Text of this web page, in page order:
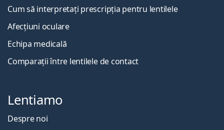
Cum să interpretați prescripția pentru lentilele
Afecțiuni oculare
Echipa medicală
Comparații între lentilele de contact
Lentiamo
Despre noi